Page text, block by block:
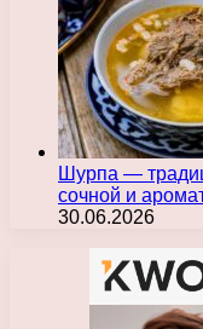
Шурпа —
сочной и
30.06.2026